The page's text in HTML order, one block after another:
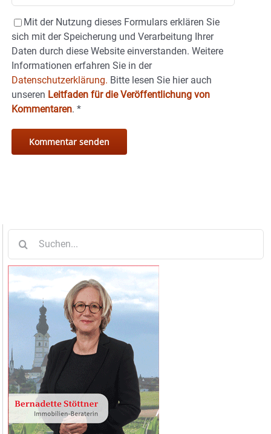
Mit der Nutzung dieses Formulars erklären Sie
sich mit der Speicherung und Verarbeitung Ihrer
Daten durch diese Website einverstanden. Weitere
Informationen erfahren Sie in der
Datenschutzerklärung. Bitte lesen Sie hier auch
unseren Leitfaden für die Veröffentlichung von
Kommentaren. *
nach: